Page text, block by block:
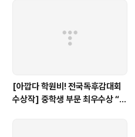
[아깝다 학원비! 전국독후감대회
수상작] 중학생 부문 최우수상 “학